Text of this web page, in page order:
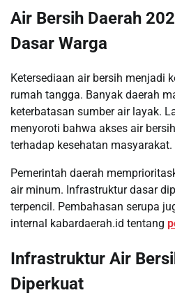
Air Bersih Daerah
Dasar Warga
Ketersediaan air bersih menjadi
rumah tangga. Banyak daerah
keterbatasan sumber air layak.
menyoroti bahwa akses air
terhadap kesehatan masyarakat.
Pemerintah daerah
air minum. Infrastruktur dasar
terpencil. Pembahasan serupa
internal kabardaerah.id tentang
Infrastruktur Air
Diperkuat